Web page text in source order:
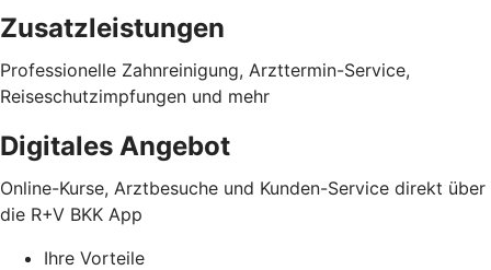
Zusatzleistungen
Professionelle Zahnreinigung, Arzttermin-Service,
Reiseschutzimpfungen und mehr
Digitales Angebot
Online-Kurse, Arztbesuche und Kunden-Service direkt über
die R+V BKK App
Ihre Vorteile